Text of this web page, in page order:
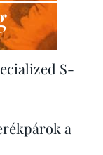
S-
a